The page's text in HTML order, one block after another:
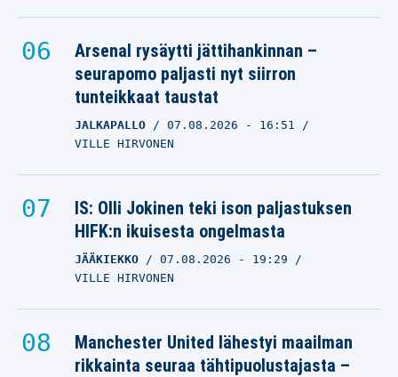
Arsenal rysäytti jättihankinnan –
seurapomo paljasti nyt siirron
tunteikkaat taustat
JALKAPALLO 07.08.2026 - 16:51
VILLE HIRVONEN
IS: Olli Jokinen teki ison paljastuksen
HIFK:n ikuisesta ongelmasta
JÄÄKIEKKO 07.08.2026 - 19:29
VILLE HIRVONEN
Manchester United lähestyi maailman
rikkainta seuraa tähtipuolustajasta –